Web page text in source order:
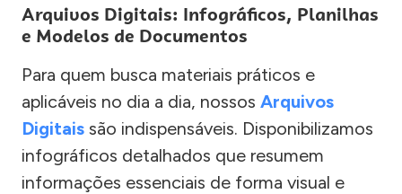
Arquivos Digitais: Infográficos, Planilhas
e Modelos de Documentos
Para quem busca materiais práticos e
aplicáveis no dia a dia, nossos Arquivos
Digitais são indispensáveis. Disponibilizamos
infográficos detalhados que resumem
informações essenciais de forma visual e